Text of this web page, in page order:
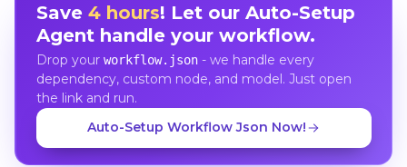
Save 4 hours! Let our Auto-Setup
Agent handle your workflow.
Drop your workflow.json- we handle every
dependency, custom node, and model. Just open
the link and run.
Auto-Setup Workflow Json Now!